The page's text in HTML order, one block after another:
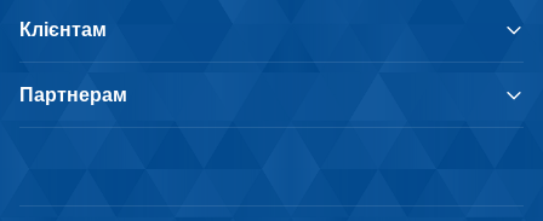
Клієнтам
Партнерам